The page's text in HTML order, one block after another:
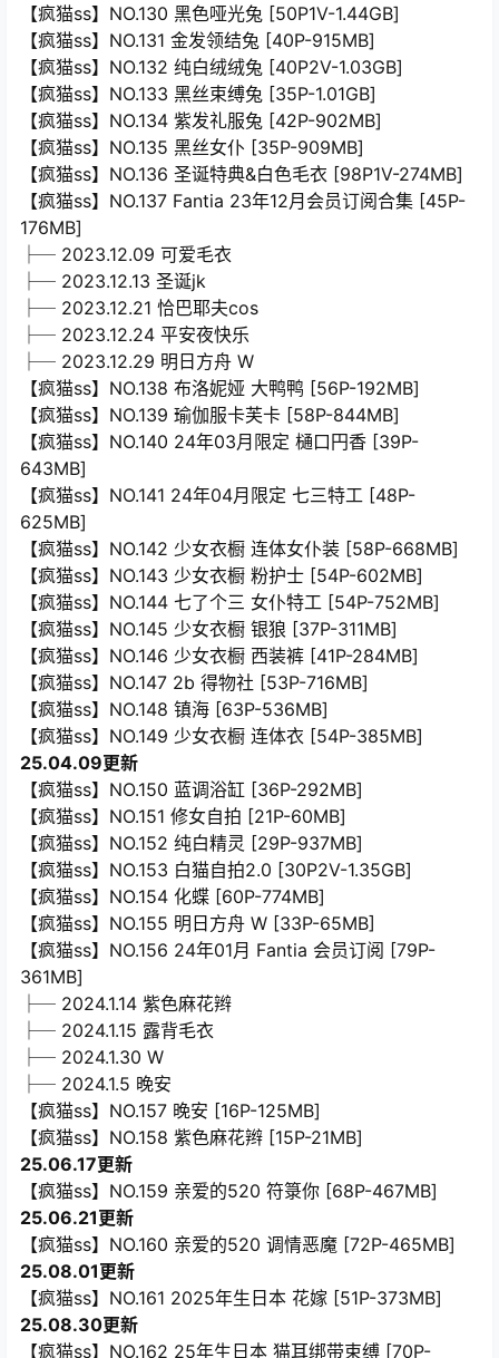
【疯猫ss】NO.130 黑色哑光兔 [50P1V-1.44GB]
【疯猫ss】NO.131 金发领结兔 [40P-915MB]
【疯猫ss】NO.132 纯白绒绒兔 [40P2V-1.03GB]
【疯猫ss】NO.133 黑丝束缚兔 [35P-1.01GB]
【疯猫ss】NO.134 紫发礼服兔 [42P-902MB]
【疯猫ss】NO.135 黑丝女仆 [35P-909MB]
【疯猫ss】NO.136 圣诞特典&白色毛衣 [98P1V-274MB]
【疯猫ss】NO.137 Fantia 23年12月会员订阅合集 [45P-
176MB]
├─ 2023.12.09 可爱毛衣
├─ 2023.12.13 圣诞jk
├─ 2023.12.21 恰巴耶夫cos
├─ 2023.12.24 平安夜快乐
├─ 2023.12.29 明日方舟 W
【疯猫ss】NO.138 布洛妮娅 大鸭鸭 [56P-192MB]
【疯猫ss】NO.139 瑜伽服卡芙卡 [58P-844MB]
【疯猫ss】NO.140 24年03月限定 樋口円香 [39P-
643MB]
【疯猫ss】NO.141 24年04月限定 七三特工 [48P-
625MB]
【疯猫ss】NO.142 少女衣橱 连体女仆装 [58P-668MB]
【疯猫ss】NO.143 少女衣橱 粉护士 [54P-602MB]
【疯猫ss】NO.144 七了个三 女仆特工 [54P-752MB]
【疯猫ss】NO.145 少女衣橱 银狼 [37P-311MB]
【疯猫ss】NO.146 少女衣橱 西装裤 [41P-284MB]
【疯猫ss】NO.147 2b 得物社 [53P-716MB]
【疯猫ss】NO.148 镇海 [63P-536MB]
【疯猫ss】NO.149 少女衣橱 连体衣 [54P-385MB]
25.04.09更新
【疯猫ss】NO.150 蓝调浴缸 [36P-292MB]
【疯猫ss】NO.151 修女自拍 [21P-60MB]
【疯猫ss】NO.152 纯白精灵 [29P-937MB]
【疯猫ss】NO.153 白猫自拍2.0 [30P2V-1.35GB]
【疯猫ss】NO.154 化蝶 [60P-774MB]
【疯猫ss】NO.155 明日方舟 W [33P-65MB]
【疯猫ss】NO.156 24年01月 Fantia 会员订阅 [79P-
361MB]
├─ 2024.1.14 紫色麻花辫
├─ 2024.1.15 露背毛衣
├─ 2024.1.30 W
├─ 2024.1.5 晚安
【疯猫ss】NO.157 晚安 [16P-125MB]
【疯猫ss】NO.158 紫色麻花辫 [15P-21MB]
25.06.17更新
【疯猫ss】NO.159 亲爱的520 符箓你 [68P-467MB]
25.06.21更新
【疯猫ss】NO.160 亲爱的520 调情恶魔 [72P-465MB]
25.08.01更新
【疯猫ss】NO.161 2025年生日本 花嫁 [51P-373MB]
25.08.30更新
【疯猫ss】NO.162 25年生日本 猫耳绑带束缚 [70P-